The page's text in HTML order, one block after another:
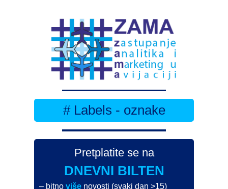
# Labels - oznake
Pretplatite se na
DNEVNI BILTEN
– bitnoviše novosti (svaki dan >15)